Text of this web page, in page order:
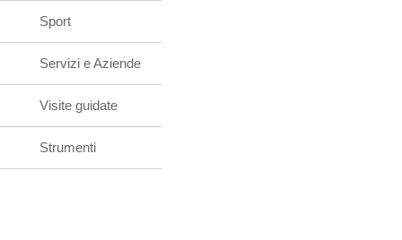
Sport
Servizi e Aziende
Visite guidate
Strumenti